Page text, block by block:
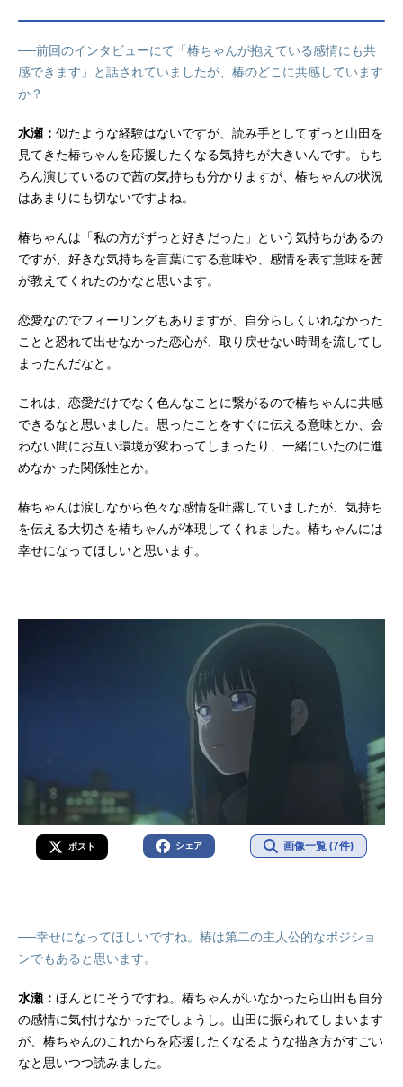
──前回のインタビューにて「椿ちゃんが抱えている感情にも共
感できます」と話されていましたが、椿のどこに共感しています
か？
水瀬： 似たような経験はないですが、読み手としてずっと山田を
見てきた椿ちゃんを応援したくなる気持ちが大きいんです。もち
ろん演じているので茜の気持ちも分かりますが、椿ちゃんの状況
はあまりにも切ないですよね。
椿ちゃんは「私の方がずっと好きだった」という気持ちがあるの
ですが、好きな気持ちを言葉にする意味や、感情を表す意味を茜
が教えてくれたのかなと思います。
恋愛なのでフィーリングもありますが、自分らしくいれなかった
ことと恐れて出せなかった恋心が、取り戻せない時間を流してし
まったんだなと。
これは、恋愛だけでなく色んなことに繋がるので椿ちゃんに共感
できるなと思いました。思ったことをすぐに伝える意味とか、会
わない間にお互い環境が変わってしまったり、一緒にいたのに進
めなかった関係性とか。
椿ちゃんは涙しながら色々な感情を吐露していましたが、気持ち
を伝える大切さを椿ちゃんが体現してくれました。椿ちゃんには
幸せになってほしいと思います。
ポスト シェア 画像一覧 (7件)
──幸せになってほしいですね。椿は第二の主人公的なポジショ
ンでもあると思います。
水瀬： ほんとにそうですね。椿ちゃんがいなかったら山田も自分
の感情に気付けなかったでしょうし。山田に振られてしまいます
が、椿ちゃんのこれからを応援したくなるような描き方がすごい
なと思いつつ読みました。